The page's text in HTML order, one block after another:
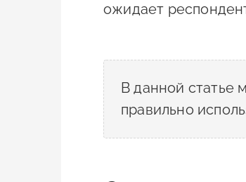
ожидает
В данной статье
правильно